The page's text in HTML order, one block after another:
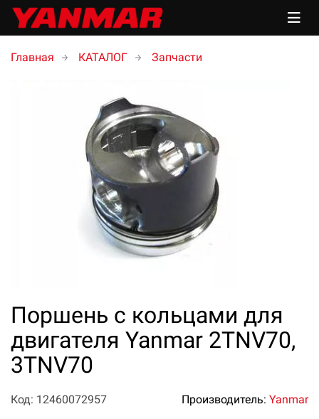
Главная КАТАЛОГ Запчасти
Поршень с кольцами для
двигателя Yanmar 2TNV70,
3TNV70
Код: 12460072957 Производитель: Yanmar